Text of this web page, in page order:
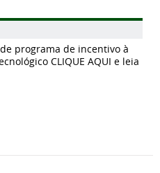
programa de incentivo à
CLIQUE AQUI e leia